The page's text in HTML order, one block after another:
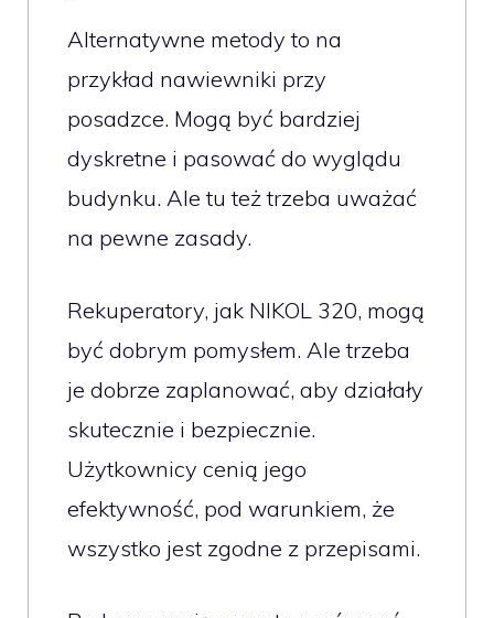
Alternatywne metody to na
przykład nawiewniki przy
posadzce. Mogą być bardziej
dyskretne i pasować do wyglądu
budynku. Ale tu też trzeba uważać
na pewne zasady.
Rekuperatory, jak NIKOL 320, mogą
być dobrym pomysłem. Ale trzeba
je dobrze zaplanować, aby działały
skutecznie i bezpiecznie.
Użytkownicy cenią jego
efektywność, pod warunkiem, że
wszystko jest zgodne z przepisami.